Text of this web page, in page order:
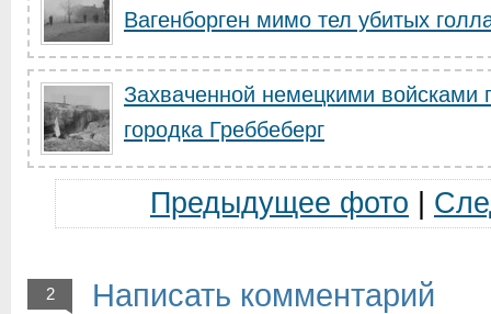
Вагенборген мимо тел убитых
Захваченной немецкими войсками
городка Греббеберг
Предыдущее фото
2 Написать комментарий